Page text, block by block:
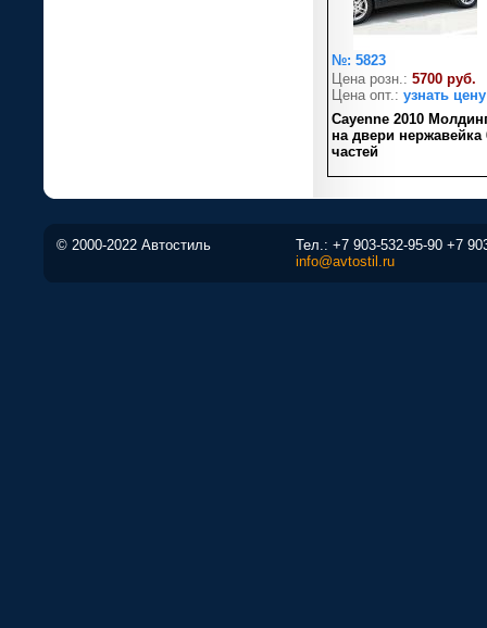
№: 5823
Цена розн.: 5700 руб.
Цена опт.: узнать цену
Cayenne 2010
на двери нержавейка
частей
© 2000-2022 Автостиль Тел.: +7 903-532-95-90 +7
info@avtostil.ru